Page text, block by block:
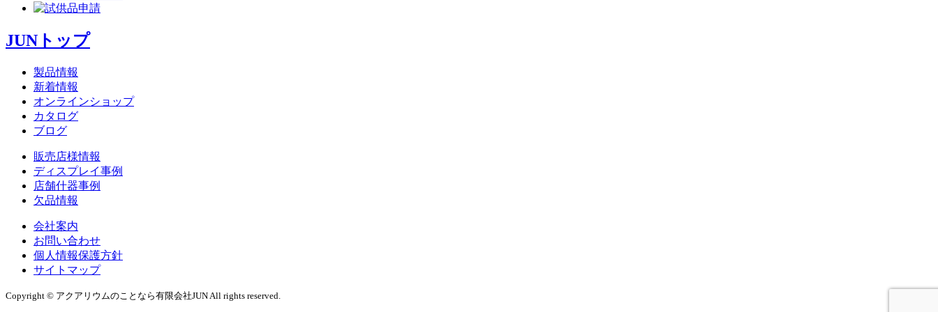
JUNトップ
製品情報
新着情報
オンラインショップ
カタログ
ブログ
販売店様情報
ディスプレイ事例
店舗什器事例
欠品情報
会社案内
お問い合わせ
個人情報保護方針
サイトマップ
Copyright © アクアリウムのことなら有限会社JUN All rights reserved.